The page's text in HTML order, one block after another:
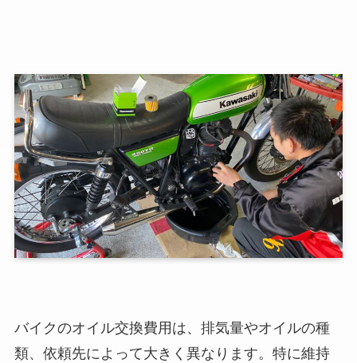
バイクのオイル交換費用は、排気量やオイルの種
類、依頼先によって大きく異なります。特に維持